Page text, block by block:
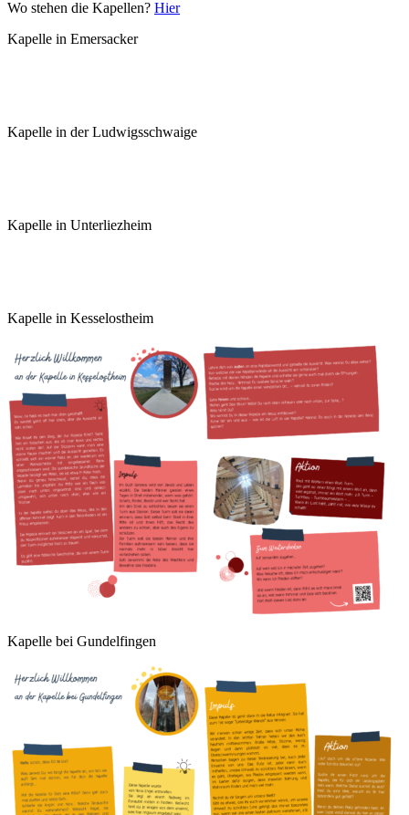
Wo stehen die Kapellen? Hier
Kapelle in Emersacker
Kapelle in der Ludwigsschwaige
Kapelle in Unterliezheim
Kapelle in Kesselostheim
Kapelle bei Gundelfingen